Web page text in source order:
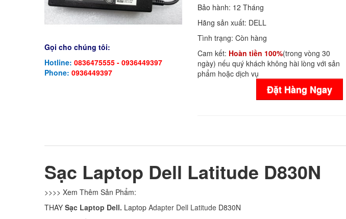
Gọi cho chúng tôi:
Hotline: 0836475555 - 0936449397
Phone: 0936449397
Bảo hành: 12 Tháng
Hãng sản xuất: DELL
Tình trạng: Còn hàng
Cam kết: Hoàn tiền 100%(trong vòng 30
ngày) nếu quý khách không hài lòng với sản
phẩm hoặc dịch vụ
Đặt Hàng Ngay
Sạc Laptop Dell Latitude D830N
>>>> Xem Thêm Sản Phẩm:
THAY Sạc Laptop Dell. Laptop Adapter Dell Latitude D830N